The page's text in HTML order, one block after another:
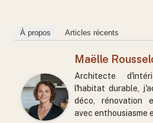
À propos Articles récents
Maëlle
Architecte
l'habitat durable,
déco, rénovation
avec enthousiasme